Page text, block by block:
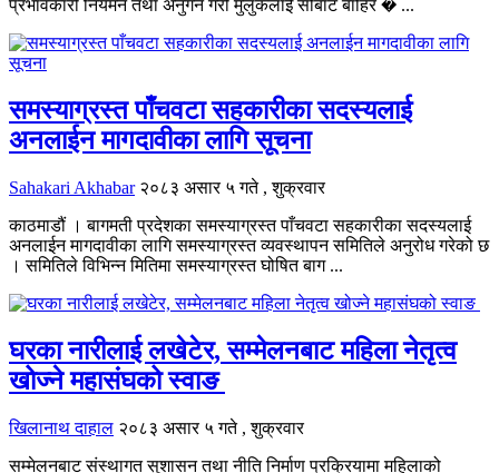
प्रभावकारी नियमन तथा अनुगन गरी मुलुकलाई सोबाट बाहिर � ...
समस्याग्रस्त पाँचवटा सहकारीका सदस्यलाई
अनलाईन मागदावीका लागि सूचना
Sahakari Akhabar २०८३ असार ५ गते , शुक्रवार
काठमाडौं । बागमती प्रदेशका समस्याग्रस्त पाँचवटा सहकारीका सदस्यलाई
अनलाईन मागदावीका लागि समस्याग्रस्त व्यवस्थापन समितिले अनुरोध गरेको छ
। समितिले विभिन्न मितिमा समस्याग्रस्त घोषित बाग ...
घरका नारीलाई लखेटेर, सम्मेलनबाट महिला नेतृत्व
खोज्ने महासंघको स्वाङ
खिलानाथ दाहाल २०८३ असार ५ गते , शुक्रवार
सम्मेलनबाट संस्थागत सुशासन तथा नीति निर्माण प्रक्रियामा महिलाको